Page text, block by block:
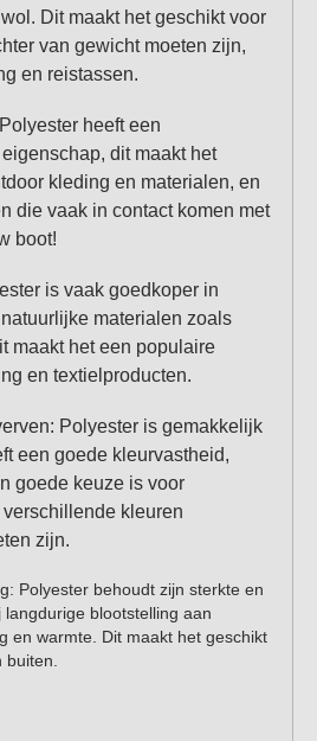
Dit maakt het geschikt voor
van gewicht moeten zijn,
en reistassen.
heeft een
dit maakt het
kleding en materialen, en
die vaak in contact komen met
boot!
is vaak goedkoper in
materialen zoals
maakt het een populaire
en textielproducten.
Polyester is gemakkelijk
een goede kleurvastheid,
goede keuze is voor
kleuren
zijn.
Polyester behoudt zijn sterkte en
blootstelling aan
en warmte. Dit maakt het geschikt